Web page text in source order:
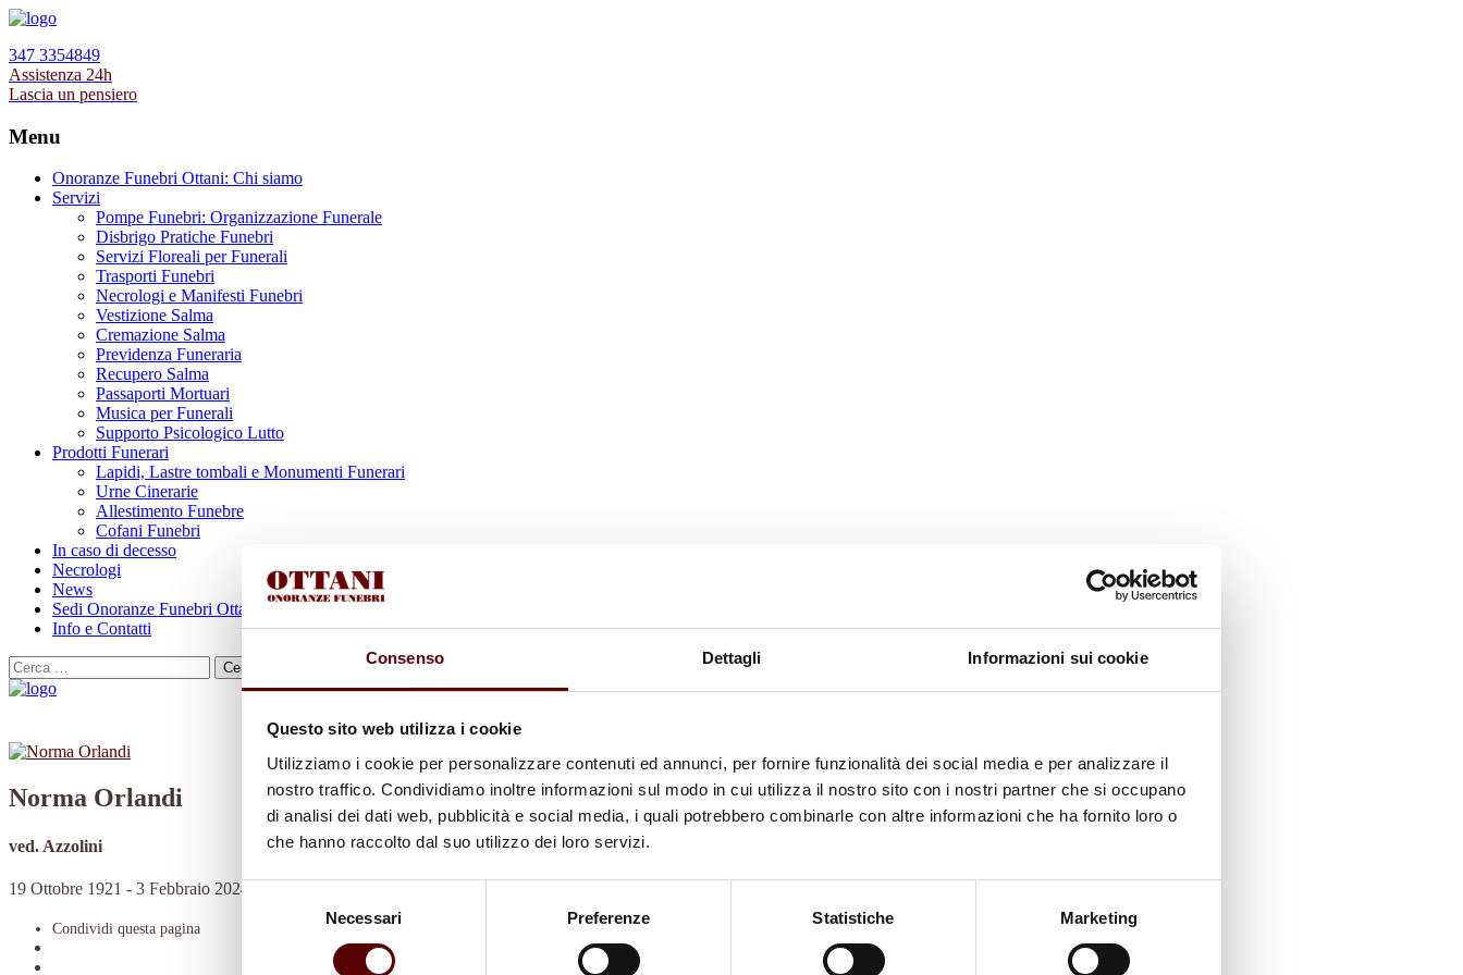
Consenso Dettagli Informazioni sui cookie
Questo sito web utilizza i cookie
Utilizziamo i cookie per personalizzare contenuti ed annunci, per fornire funzionalità dei social media e per analizzare il
nostro traffico. Condividiamo inoltre informazioni sul modo in cui utilizza il nostro sito con i nostri partner che si occupano
di analisi dei dati web, pubblicità e social media, i quali potrebbero combinarle con altre informazioni che ha fornito loro o
che hanno raccolto dal suo utilizzo dei loro servizi.
Selezione
Necessari Preferenze Statistiche Marketing
347 3354849
Assistenza 24h
Lascia un pensiero
Menu
Onoranze Funebri Ottani: Chi siamo
Servizi
Pompe Funebri: Organizzazione Funerale
Disbrigo Pratiche Funebri
Servizi Floreali per Funerali
Trasporti Funebri
Necrologi e Manifesti Funebri
Vestizione Salma
Cremazione Salma
Previdenza Funeraria
Recupero Salma
Passaporti Mortuari
Musica per Funerali
Supporto Psicologico Lutto
Prodotti Funerari
Lapidi, Lastre tombali e Monumenti Funerari
Urne Cinerarie
Allestimento Funebre
Cofani Funebri
In caso di decesso
Necrologi
News
Sedi Onoranze Funebri Ottani
Info e Contatti
Cerca
per:
Norma Orlandi
ved. Azzolini
19 Ottobre 1921 - 3 Febbraio 2024
Condividi questa pagina